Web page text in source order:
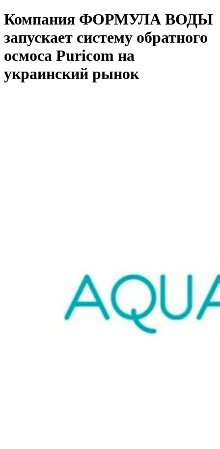
Компания ФОРМУЛА ВОДЫ
запускает систему обратного
осмоса Puricom на
украинский рынок